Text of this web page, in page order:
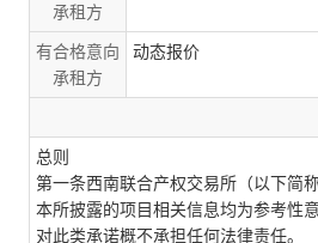
承租方
有合格意向
承租方
动态报价
总则
第一条西南联合产权交易所（以下简
本所披露的项目相关信息均为参考性
对此类承诺概不承担任何法律责任。